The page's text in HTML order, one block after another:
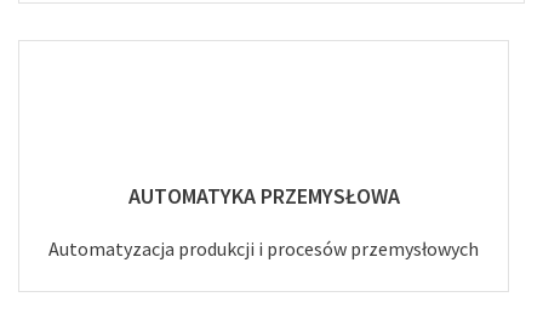
AUTOMATYKA PRZEMYSŁOWA
Automatyzacja produkcji i procesów przemysłowych